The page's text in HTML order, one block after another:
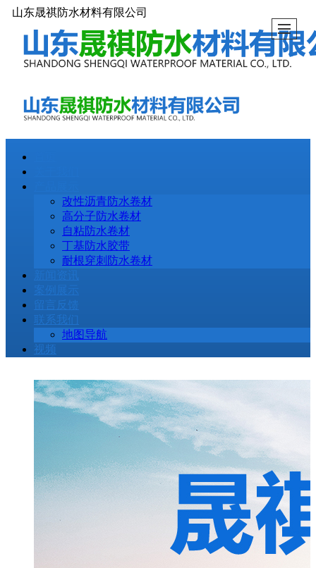
山东晟祺防水材料有限公司
改性沥青防水卷材
高分子防水卷材
自粘防水卷材
丁基防水胶带
耐根穿刺防水卷材
新闻资讯
案例展示
留言反馈
联系我们
地图导航
视频